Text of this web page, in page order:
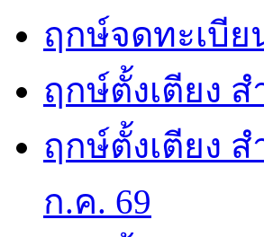
ฤกษ์จดทะเบีย
ฤกษ์ตั้งเตียง
ฤกษ์ตั้งเตียง
ก.ค. 69